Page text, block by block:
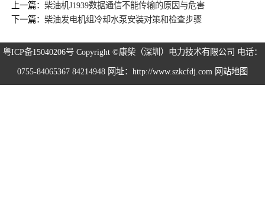
上一篇：柴油机J1939数据通信不能传输的原因与危害
下一篇：柴油发电机组冷却水泵安装对策和检查步骤
粤ICP备15040206号 Copyright ©康柴（深圳）电力技术有限公司 电话：
0755-84065367 84214948 网址：http://www.szkcfdj.com 网站地图
CPG原厂整机